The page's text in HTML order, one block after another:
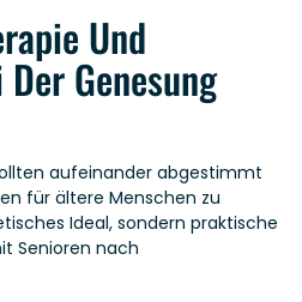
Und
Genesung
aufeinander abgestimmt
für ältere Menschen zu
Ideal, sondern praktische
Senioren nach